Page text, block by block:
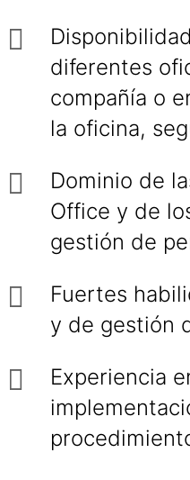
diferentes
compañía o
la oficina,
Dominio de
Office y de
gestión de
Fuertes
y de gestión
Experiencia